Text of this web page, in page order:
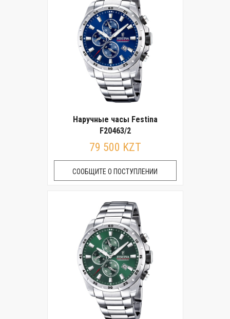
Наручные часы Festina
F20463/2
79 500 KZT
СООБЩИТЕ О ПОСТУПЛЕНИИ